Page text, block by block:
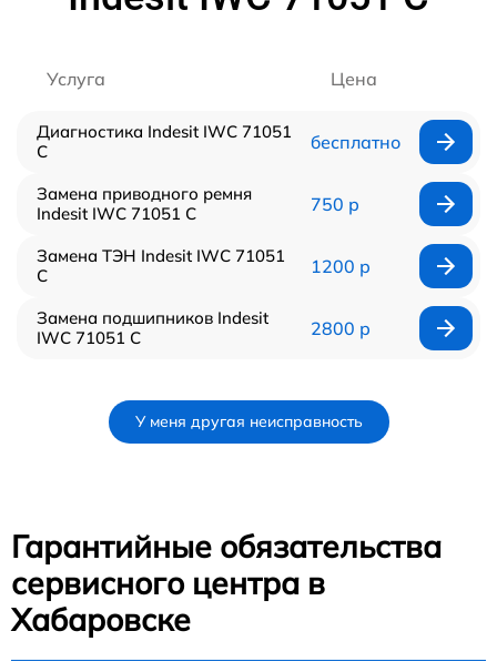
Услуга Цена
Диагностика Indesit IWC 71051
C
бесплатно
Замена приводного ремня
Indesit IWC 71051 C
750 р
Замена ТЭН Indesit IWC 71051
C
1200 р
Замена подшипников Indesit
IWC 71051 C
2800 р
У меня другая неисправность
Гарантийные обязательства
сервисного центра в
Хабаровске